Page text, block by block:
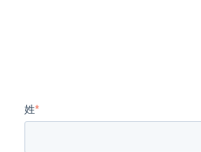
姓*